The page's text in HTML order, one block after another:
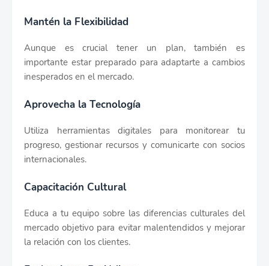
Mantén la Flexibilidad
Aunque es crucial tener un plan, también es
importante estar preparado para adaptarte a cambios
inesperados en el mercado.
Aprovecha la Tecnología
Utiliza herramientas digitales para monitorear tu
progreso, gestionar recursos y comunicarte con socios
internacionales.
Capacitación Cultural
Educa a tu equipo sobre las diferencias culturales del
mercado objetivo para evitar malentendidos y mejorar
la relación con los clientes.